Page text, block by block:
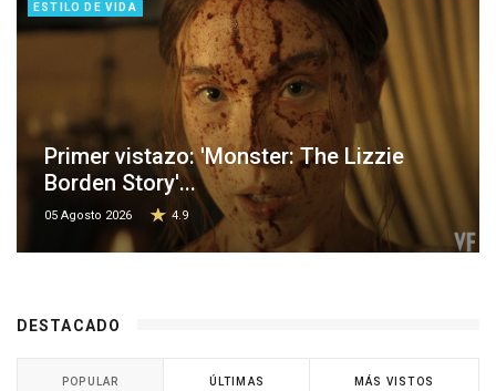
ESTILO DE VIDA
Primer vistazo: 'Monster: The Lizzie
Borden Story'...
05 Agosto 2026 4.9
DESTACADO
POPULAR ÚLTIMAS MÁS VISTOS